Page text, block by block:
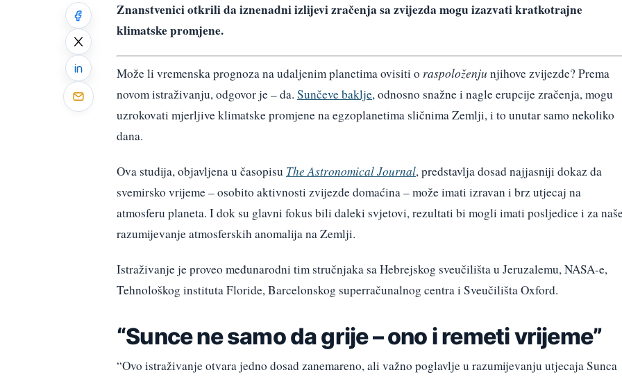
Znanstvenici otkrili da iznenadni izlijevi zračenja sa zvijezda mogu izazvati kratkotrajne
klimatske promjene.
Može li vremenska prognoza na udaljenim planetima ovisiti o raspoloženju njihove zvijezde? Prema
novom istraživanju, odgovor je – da. Sunčeve baklje, odnosno snažne i nagle erupcije zračenja, mogu
uzrokovati mjerljive klimatske promjene na egzoplanetima sličnima Zemlji, i to unutar samo nekoliko
dana.
Ova studija, objavljena u časopisu The Astronomical Journal, predstavlja dosad najjasniji dokaz da
svemirsko vrijeme – osobito aktivnosti zvijezde domaćina – može imati izravan i brz utjecaj na
atmosferu planeta. I dok su glavni fokus bili daleki svjetovi, rezultati bi mogli imati posljedice i za
razumijevanje atmosferskih anomalija na Zemlji.
Istraživanje je proveo međunarodni tim stručnjaka sa Hebrejskog sveučilišta u Jeruzalemu, NASA-e,
Tehnološkog instituta Floride, Barcelonskog superračunalnog centra i Sveučilišta Oxford.
“Sunce ne samo da grije – ono i remeti vrijeme”
“Ovo istraživanje otvara jedno dosad zanemareno, ali važno poglavlje u razumijevanju utjecaja Sunca